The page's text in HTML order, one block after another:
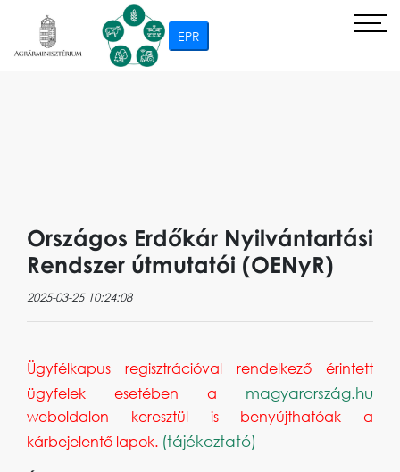
EPR
Országos Erdőkár Nyilvántartási
Rendszer útmutatói (OENyR)
2025-03-25 10:24:08
Ügyfélkapus regisztrációval rendelkező érintett
ügyfelek esetében a magyarország.hu
weboldalon keresztül is benyújthatóak a
kárbejelentő lapok. (tájékoztató)